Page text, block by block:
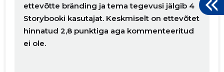
ettevõtte bränding ja tema tegevusi jälgib 4
Storybooki kasutajat. Keskmiselt on ettevõtet
hinnatud 2,8 punktiga aga kommenteeritud
ei ole.